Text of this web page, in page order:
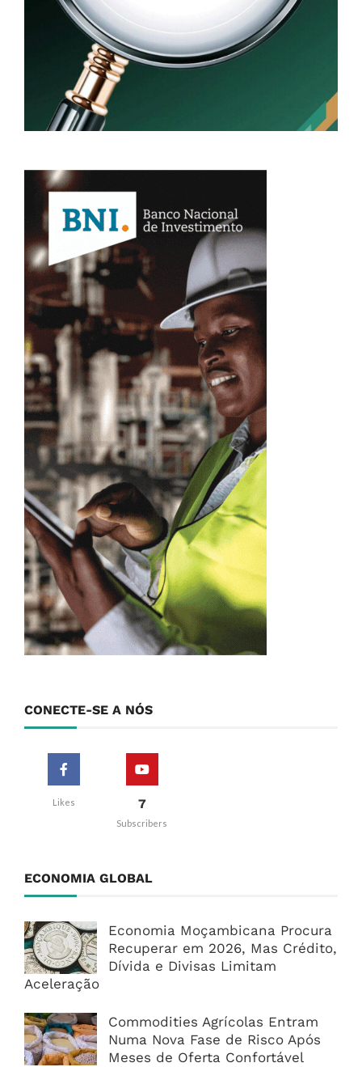
CONECTE-SE A NÓS
Likes 7
Subscribers
ECONOMIA GLOBAL
Economia Moçambicana Procura
Recuperar em 2026, Mas Crédito,
Dívida e Divisas Limitam
Aceleração
Commodities Agrícolas Entram
Numa Nova Fase de Risco Após
Meses de Oferta Confortável